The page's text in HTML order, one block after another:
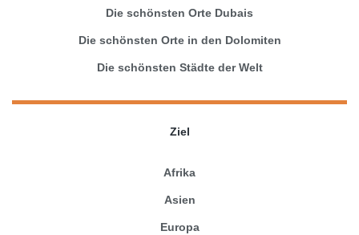
Die schönsten Orte Dubais
Die schönsten Orte in den Dolomiten
Die schönsten Städte der Welt
Ziel
Afrika
Asien
Europa